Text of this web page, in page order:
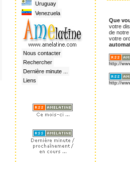
Uruguay
Venezuela
Nous contacter
Rechercher
Dernière minute ...
Liens
Que
votre
de
votre
http://
http://